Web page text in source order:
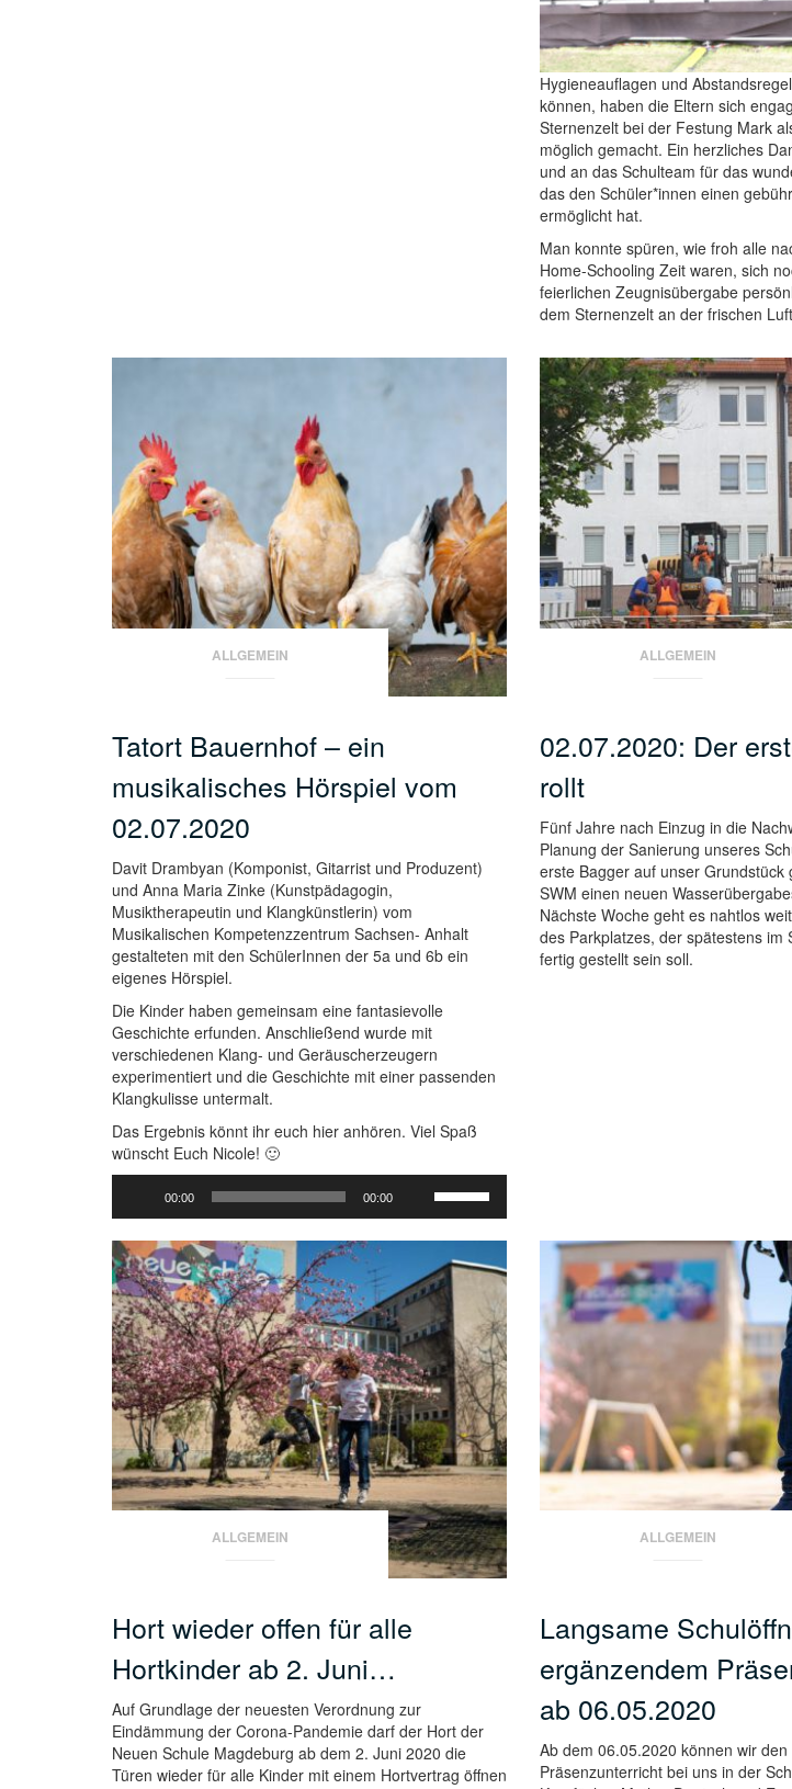
Hygieneauflagen und
können, haben die Eltern sich
Sternenzelt bei der Festung Mark
möglich gemacht. Ein herzliches
und an das Schulteam für das
das den Schüler*innen einen
ermöglicht hat.
Man konnte spüren, wie froh alle
Home-Schooling Zeit waren, sich
feierlichen Zeugnisübergabe
dem Sternenzelt an der frischen
ALLGEMEIN
Tatort Bauernhof – ein
musikalisches Hörspiel vom
02.07.2020
Davit Drambyan (Komponist, Gitarrist und Produzent)
und Anna Maria Zinke (Kunstpädagogin,
Musiktherapeutin und Klangkünstlerin) vom
Musikalischen Kompetenzzentrum Sachsen- Anhalt
gestalteten mit den SchülerInnen der 5a und 6b ein
eigenes Hörspiel.
Die Kinder haben gemeinsam eine fantasievolle
Geschichte erfunden. Anschließend wurde mit
verschiedenen Klang- und Geräuscherzeugern
experimentiert und die Geschichte mit einer passenden
Klangkulisse untermalt.
Das Ergebnis könnt ihr euch hier anhören. Viel Spaß
wünscht Euch Nicole! 🙂
00:00 00:00
Hoch/Runter
die
Lautstärke
zu
regeln.
ALLGEMEIN
02.07.2020: Der
rollt
Fünf Jahre nach Einzug in die
Planung der Sanierung unseres
erste Bagger auf unser Grundstück
SWM einen neuen
Nächste Woche geht es nahtlos
des Parkplatzes, der spätestens im
fertig gestellt sein soll.
ALLGEMEIN
Hort wieder offen für alle
Hortkinder ab 2. Juni…
Auf Grundlage der neuesten Verordnung zur
Eindämmung der Corona-Pandemie darf der Hort der
Neuen Schule Magdeburg ab dem 2. Juni 2020 die
Türen wieder für alle Kinder mit einem Hortvertrag öffnen
ALLGEMEIN
Langsame
ergänzendem
ab 06.05.2020
Ab dem 06.05.2020 können wir
Präsenzunterricht bei uns in der